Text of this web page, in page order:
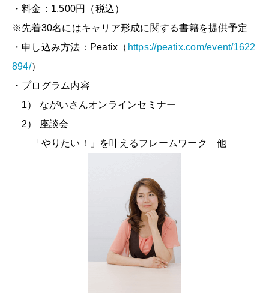
・料金：1,500円（税込）
※先着30名にはキャリア形成に関する書籍を提供予定
・申し込み方法：Peatix（ https://peatix.com/event/1622
894/）
・プログラム内容
1） ながいさんオンラインセミナー
2） 座談会
「やりたい！」を叶えるフレームワーク 他